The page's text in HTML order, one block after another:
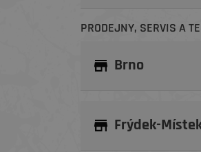
PRODEJNY, SERVIS A
Brno
Frýdek-